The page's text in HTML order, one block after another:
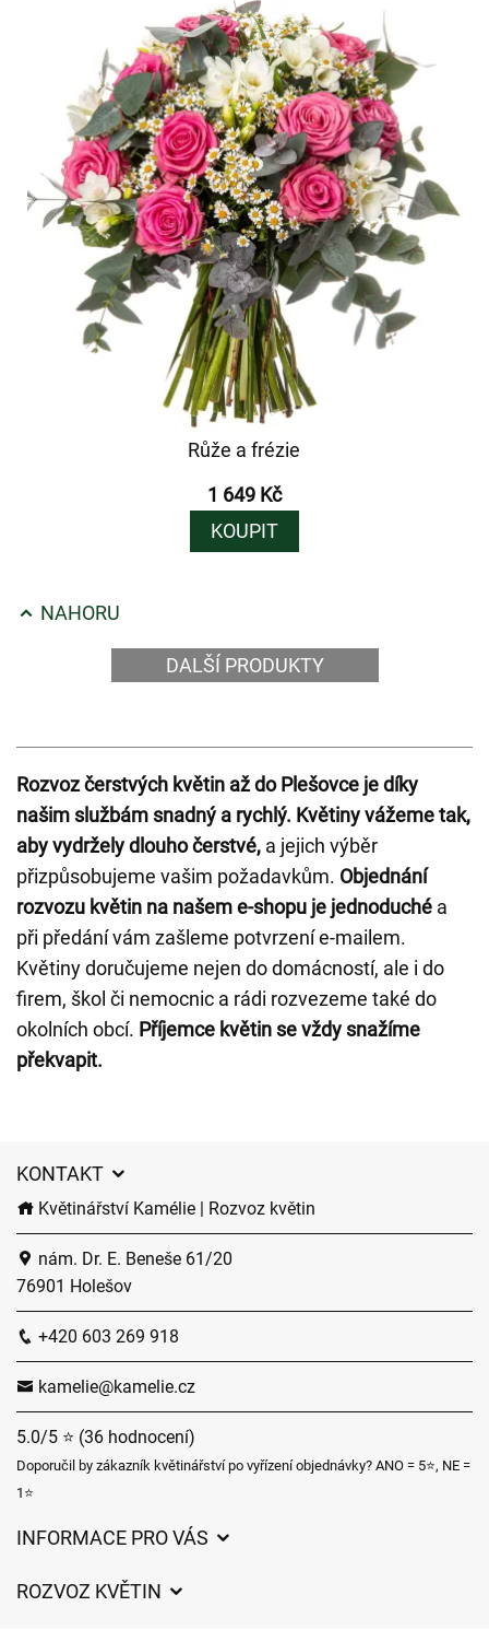
Růže a frézie
1 649 Kč
KOUPIT
NAHORU
DALŠÍ PRODUKTY
Rozvoz čerstvých květin až do Plešovce je díky
našim službám snadný a rychlý. Květiny vážeme tak,
aby vydržely dlouho čerstvé, a jejich výběr
přizpůsobujeme vašim požadavkům. Objednání
rozvozu květin na našem e-shopu je jednoduché a
při předání vám zašleme potvrzení e-mailem.
Květiny doručujeme nejen do domácností, ale i do
firem, škol či nemocnic a rádi rozvezeme také do
okolních obcí. Příjemce květin se vždy snažíme
překvapit.
KONTAKT
Květinářství Kamélie | Rozvoz květin
nám. Dr. E. Beneše 61/20
76901 Holešov
+420 603 269 918
kamelie@kamelie.cz
5.0/5 ⭐ (36 hodnocení)
Doporučil by zákazník květinářství po vyřízení objednávky? ANO = 5⭐, NE =
1⭐
INFORMACE PRO VÁS
ROZVOZ KVĚTIN